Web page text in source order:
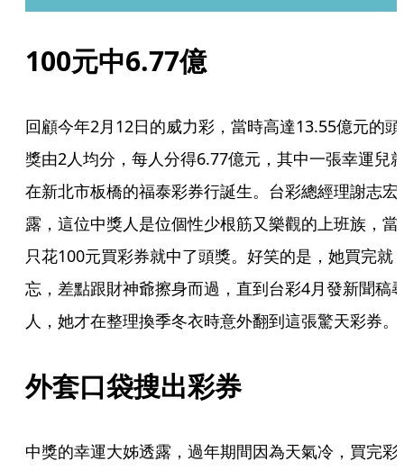
100元中6.77億
回顧今年2月12日的威力彩，當時高達13.55億元的頭
獎由2人均分，每人分得6.77億元，其中一張幸運兒
在新北市板橋的福泰彩券行誕生。台彩總經理謝志宏
露，這位中獎人是位個性少根筋又樂觀的上班族，當
只花100元買彩券就中了頭獎。好笑的是，她買完就
忘，差點跟財神爺擦身而過，直到台彩4月發新聞稿
人，她才在整理換季冬衣時意外翻到這張驚天彩券。
外套口袋搜出彩券
中獎的幸運大姊透露，過年期間因為天氣冷，買完彩